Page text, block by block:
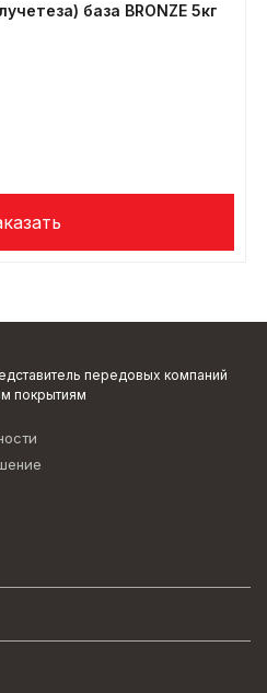
база BRONZE 5кг
передовых компаний
покрытиям